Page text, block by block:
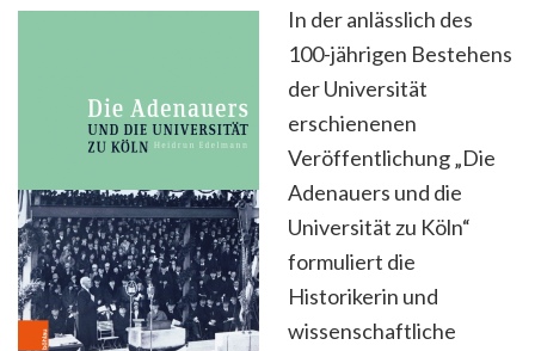
In der anlässlich des
100-jährigen Bestehens
der Universität
erschienenen
Veröffentlichung„Die
Adenauers und die
Universität zu Köln“
formuliert die
Historikerin und
wissenschaftliche